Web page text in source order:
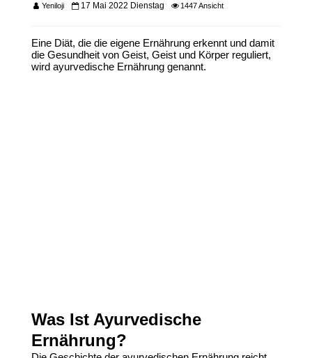
Yeniloji 17 Mai 2022 Dienstag 1447 Ansicht
Eine Diät, die die eigene Ernährung erkennt und damit
die Gesundheit von Geist, Geist und Körper reguliert,
wird ayurvedische Ernährung genannt.
Was Ist Ayurvedische
Ernährung?